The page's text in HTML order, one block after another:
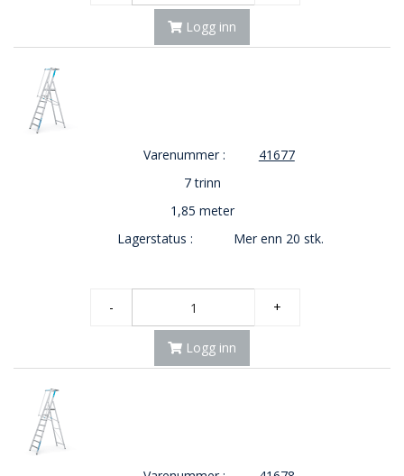
Logg inn
Varenummer :
41677
7 trinn
1,85 meter
Lagerstatus :
Mer enn 20 stk.
- +
Logg inn